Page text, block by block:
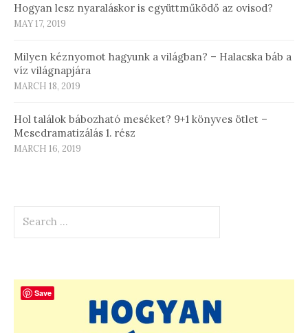
Hogyan lesz nyaraláskor is együttműködő az ovisod?
MAY 17, 2019
Milyen kéznyomot hagyunk a világban? – Halacska báb a
víz világnapjára
MARCH 18, 2019
Hol találok bábozható meséket? 9+1 könyves ötlet –
Mesedramatizálás 1. rész
MARCH 16, 2019
for:
Save